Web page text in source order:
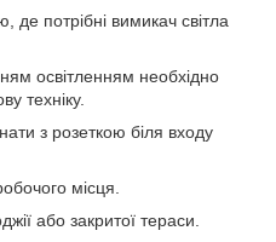
потрібні вимикач світла
освітленням необхідно
техніку.
з розеткою біля входу
місця.
або закритої тераси.